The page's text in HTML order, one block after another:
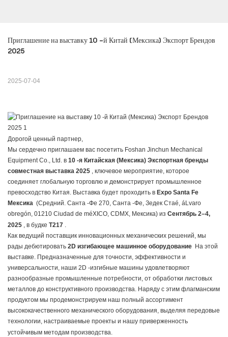
Приглашение на выставку 10 -й Китай (Мексика) Экспорт Брендов
2025
2025-07-04
Дорогой ценный партнер,
Мы сердечно приглашаем вас посетить Foshan Jinchun Mechanical
Equipment Co., Ltd. в 10 -я Китайская (Мексика) Экспортная бренды
совместная выставка 2025 , ключевое мероприятие, которое
соединяет глобальную торговлю и демонстрирует промышленное
превосходство Китая. Выставка будет проходить в Expo Santa Fe
Мексика (Средний. Санта -Фе 270, Санта -Фе, Зедек Стаé, áLvaro
obregón, 01210 Ciudad de méXICO, CDMX, Мексика) из Сентябрь 2–4,
2025 , в будке T217 .
Как ведущий поставщик инновационных механических решений, мы
рады дебютировать 2D изгибающее машинное оборудование На этой
выставке. Предназначенные для точности, эффективности и
универсальности, наши 2D -изгибные машины удовлетворяют
разнообразные промышленные потребности, от обработки листовых
металлов до конструктивного производства. Наряду с этим флагманским
продуктом мы продемонстрируем наш полный ассортимент
высококачественного механического оборудования, выделяя передовые
технологии, настраиваемые проекты и нашу приверженность
устойчивым методам производства.